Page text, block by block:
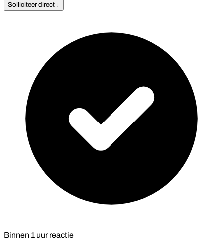
Solliciteer direct ↓
Binnen 1 uurreactie